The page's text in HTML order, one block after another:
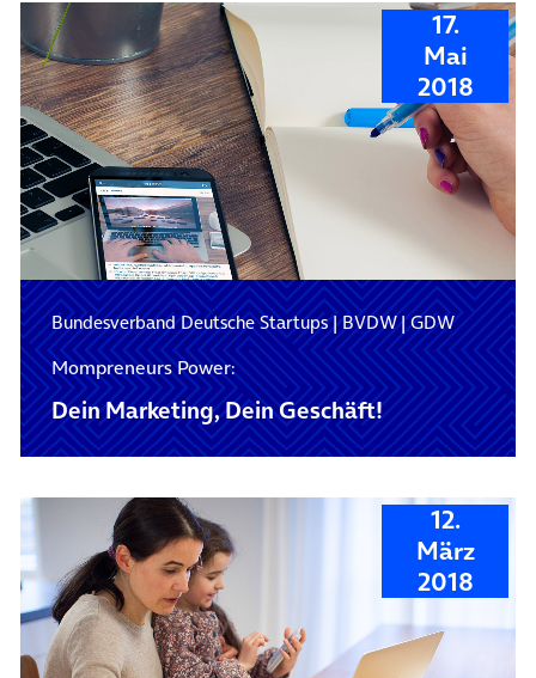
17.
Mai
2018
Bundesverband Deutsche Startups|BVDW|GDW
Mompreneurs Power:
Dein Marketing, Dein Geschäft!
12.
März
2018